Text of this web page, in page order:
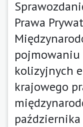
Prawa
kolizyjnych
krajowego